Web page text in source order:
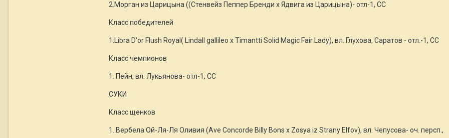
2.Морган из Царицына ((Стенвейз Пеппер Бренди х Ядвига из Царицына)- отл-1, СС
Класс победителей
1.Libra D'or Flush Royal( Lindall gallileo x Timantti Solid Magic Fair Lady), вл. Глухова, Саратов - отл.-1, СС
Класс чемпионов
1. Пейн, вл. Лукьянова- отл-1, СС
СУКИ
Класс щенков
1. Вербела Ой-Ля-Ля Оливия (Ave Concorde Billy Bons x Zosya iz Strany Elfov), вл. Чепусова- оч. персп.,